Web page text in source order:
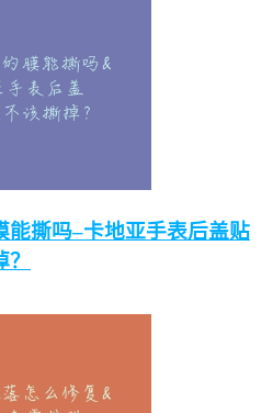
能撕吗–卡地亚手表后盖贴